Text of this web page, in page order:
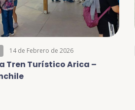
14 de Febrero de 2026
Tren Turístico Arica –